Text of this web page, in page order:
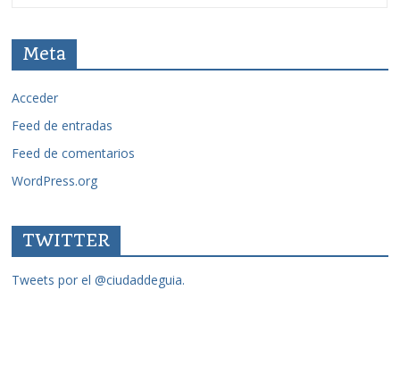
Meta
Acceder
Feed de entradas
Feed de comentarios
WordPress.org
TWITTER
Tweets por el @ciudaddeguia.